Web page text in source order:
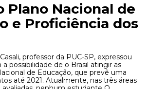
Plano Nacional de
e Proficiência dos
professor da PUC-SP, expressou
possibilidade de o Brasil atingir as
de Educação, que prevê uma
até 2021. Atualmente, nas três áreas